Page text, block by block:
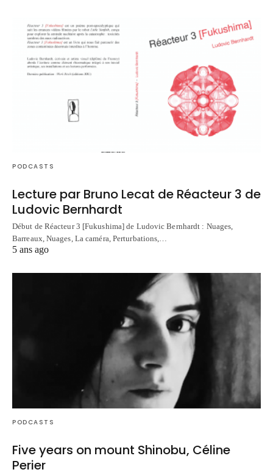
PODCASTS
Lecture par Bruno Lecat de Réacteur 3 de
Ludovic Bernhardt
Début de Réacteur 3 [Fukushima] de Ludovic Bernhardt : Nuages,
Barreaux, Nuages, La caméra, Perturbations,…
5 ans ago
PODCASTS
Five years on mount Shinobu, Céline
Perier